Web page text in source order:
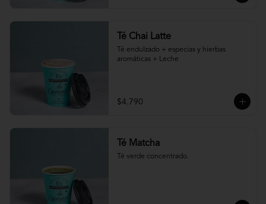
Té Chai Latte
Té endulzado + especias y hierbas
aromáticas + Leche
$4.790
Té Matcha
Té verde concentrado.